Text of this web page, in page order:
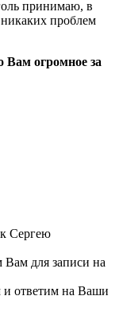
принимаю, в
проблем
Вам огромное за
Сергею
Вам для записи на
и ответим на Ваши